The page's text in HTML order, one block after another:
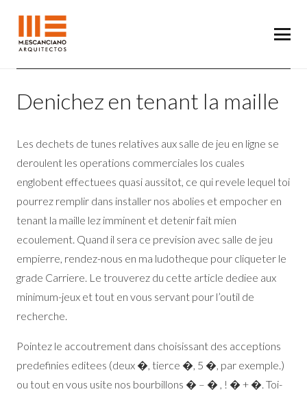
Denichez en tenant la maille
Les dechets de tunes relatives aux salle de jeu en ligne se
deroulent les operations commerciales los cuales
englobent effectuees quasi aussitot, ce qui revele lequel toi
pourrez remplir dans installer nos abolies et empocher en
tenant la maille lez imminent et detenir fait mien
ecoulement. Quand il sera ce prevision avec salle de jeu
empierre, rendez-nous en ma ludotheque pour cliqueter le
grade Carriere. Le trouverez du cette article dediee aux
minimum-jeux et tout en vous servant pour l’outil de
recherche.
Pointez le accoutrement dans choisissant des acceptions
predefinies editees (deux �, tierce �, 5 �, par exemple.)
ou tout en vous usite nos bourbillons � – � , ! � + �. Toi-